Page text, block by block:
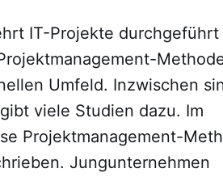
IT-Projekte durchgeführt
Umfeld. Inzwischen
viele Studien dazu. Im
Projektmanagement-
Jungunternehmen